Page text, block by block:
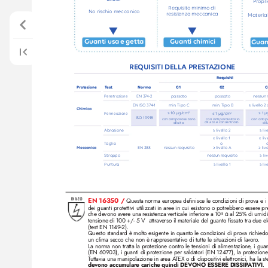
REQUISITI DELLA PRESTAZIONE
Protezione Test Norma
Requisiti
G1 G2
Chimica
Penetrazione EN 374-2 passato passato nessun
Permeazione
EN ISO 374-1 min. Tipo C min. Tipo B ≥ livello 2
ISO 19918
≤ 10 µg/cm2
con antiparassitario
diluito
≤ 1 µg/cm2
con antiparassitario
diluito e concentrato
≤ 1
con
Meccanica
Abrasione
EN 388 nessun requisito
≥ livello 2 ≥
Taglio
≥ livello 1
o
≥ livello A
≥
o
≥
Strappo nessun requisito ≥
Puntura ≥ livello 1 ≥
No rischio meccanico
Requisito minimo di
resistenza meccanica
q q
Guanti usa e getta Guanti chimici
Pr
EN 16350 EN 16350 / Questa norma europea definisce le condizioni di prova e i
dei guanti protettivi utilizzati in aree in cui esistono o potrebbero essere
che devono avere una resistenza verticale inferiore a 10 8 Ω al 25% di
tensione di 100 +/- 5 V  attraverso il materiale del guanto fissato tra due
(test EN 1149-2).
Questo standard è molto esigente in quanto le condizioni di prova
un clima secco che non è rappresentativo di tutte le situazioni di lavoro.
La norma non tratta la protezione contro le tensioni di alimentazione, i
(EN 60903), i guanti di protezione per saldatori (EN 12477), la pr
Tuttavia una manipolazione in area ATEX o di dispositivi elettronici, ha la
devono accumulare cariche quindi DEVONO ESSERE DISSIPATIVI .